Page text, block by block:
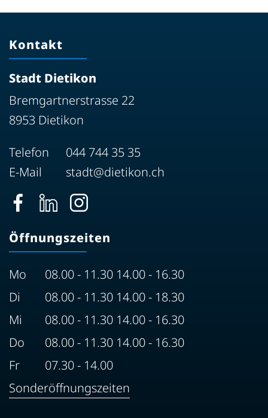
Kontakt
Stadt Dietikon
Bremgartnerstrasse 22
8953 Dietikon
Telefon
044 744 35 35
E-Mail
stadt@dietikon.ch
Öffnungszeiten
Mo
08.00 - 11.30 14.00 - 16.30
Di
08.00 - 11.30 14.00 - 18.30
Mi
08.00 - 11.30 14.00 - 16.30
Do
08.00 - 11.30 14.00 - 16.30
Fr
07.30 - 14.00
Sonderöffnungszeiten